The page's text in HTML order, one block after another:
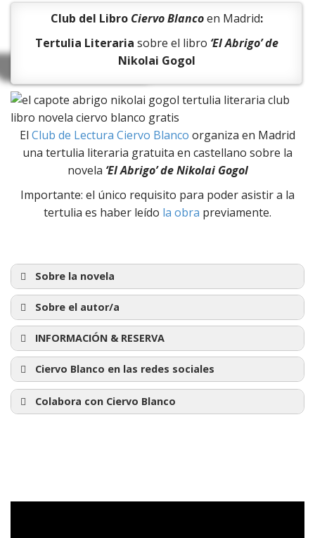
Club del Libro Ciervo Blanco en Madrid:
Tertulia Literaria sobre el libro ‘El Abrigo’ de
Nikolai Gogol
El Club de Lectura Ciervo Blanco organiza en Madrid
una tertulia literaria gratuita en castellano sobre la
novela ‘El Abrigo’ deNikolai Gogol
Importante: el único requisito para poder asistir a la
tertulia es haber leído la obra previamente.
Sobre la novela
Sobre el autor/a
INFORMACIÓN & RESERVA
‘El Capote’ deNikolai Gogol
Ciervo Blanco en las redes sociales
Únete en Meetup
Colabora con Ciervo Blanco